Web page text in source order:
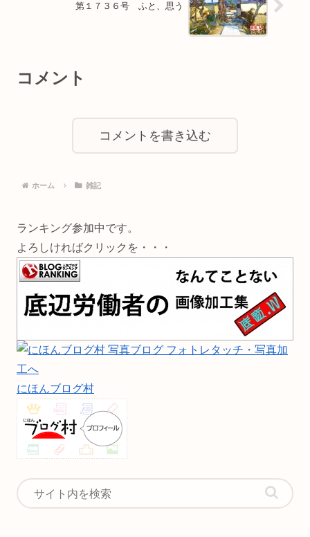
第１７３６号 ふと、思う
コメント
コメントを書き込む
ホーム 雑記
ランキング参加中です。
よろしければクリックを・・・
にほんブログ村